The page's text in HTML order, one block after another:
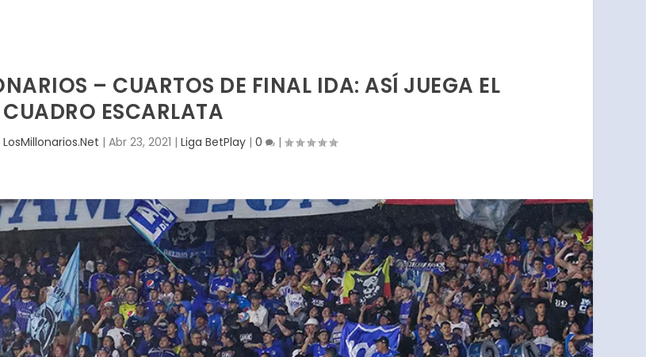
– CUARTOS DE FINAL IDA: ASÍ JUEGA EL
CUADRO ESCARLATA
| Abr 23, 2021 | Liga BetPlay| 0 |